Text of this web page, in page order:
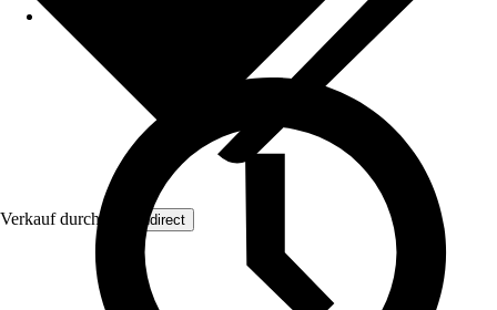
Verkauf durch: Wohndirect